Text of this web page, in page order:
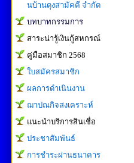
นบ้านดุงสามัคคี จำกัด
บทบาทกรรมการ
สาระน่ารู้เงินกู้สหกรณ์
คู่มือสมาชิก 2568
ใบสมัครสมาชิก
ผลการดำเนินงาน
ฌาปณกิจสงเคราะห์
แนะนำบริการสินเชื่อ
ประชาสัมพันธ์
การชำระผ่านธนาคาร